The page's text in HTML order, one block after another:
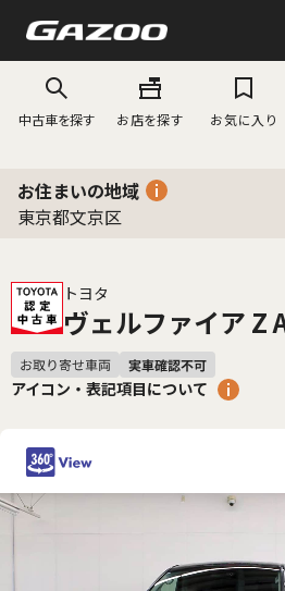
中古車を探す お店を探す お気に入り
お住まいの地域
東京都文京区
トヨタ
ヴェルファイア Z
アイコン・表記項目について